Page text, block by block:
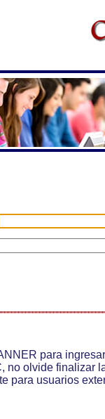
para ingresar
no olvide finalizar
para usuarios